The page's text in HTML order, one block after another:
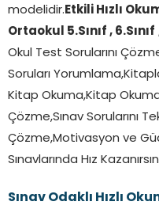
modelidir.Etkili Hızlı
Ortaokul 5.Sınıf , 6.Sınıf
Okul Test Sorularını
Soruları
Kitap Okuma,Kitap
Çözme,Sınav Sorularını
Çözme,Motivasyon ve
Sınavlarında Hız
Sınav Odaklı Hızlı